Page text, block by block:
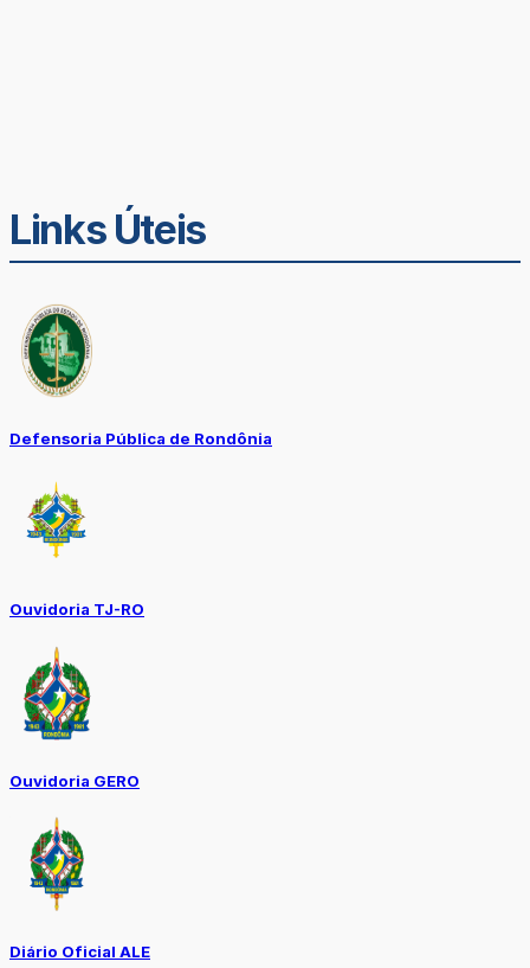
Links Úteis
Defensoria Pública de Rondônia
Ouvidoria TJ-RO
Ouvidoria GERO
Diário Oficial ALE